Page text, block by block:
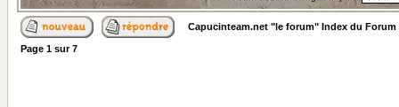
Capucinteam.net "le forum" Index du Forum
Page 1 sur7